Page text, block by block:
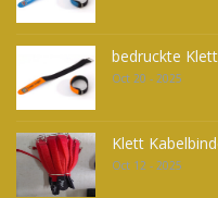
bedruckte
Oct 20 - 2025
Klett
Oct 12 - 2025